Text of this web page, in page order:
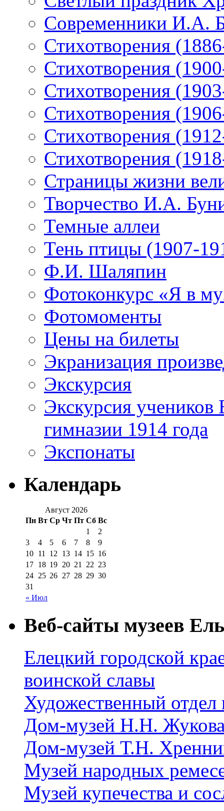
Современники И.А.
Стихотворения
Стихотворения
Стихотворения
Стихотворения
Стихотворения
Стихотворения
Страницы жизни
Творчество И.А.
Темные аллеи
Тень птицы (1907-
Ф.И. Шаляпин
Фотоконкурс «Я в
Фотомоменты
Цены на билеты
Экранизация
Экскурсия
Экскурсия
гимназии 1914 года
Экспонаты
Календарь
Август 2026
Пн Вт Ср Чт Пт Сб Вс
« Июл
1
2
3
4 5 6 7 8
9
10 11 12 13 14 15 16
17 18 19 20 21 22 23
24 25 26 27 28 29 30
31
Веб-сайты музеев
Елецкий городской
воинской славы
Художественный отдел
Дом-музей Н.Н.
Дом-музей Т.Н.
Музей народных
Музей купечества и